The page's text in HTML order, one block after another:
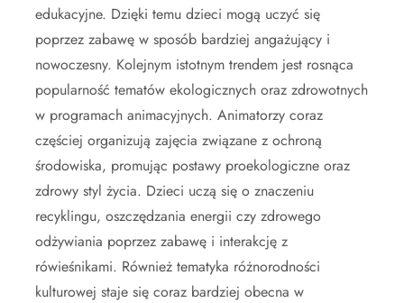
edukacyjne. Dzięki temu dzieci mogą uczyć się
poprzez zabawę w sposób bardziej angażujący i
nowoczesny. Kolejnym istotnym trendem jest rosnąca
popularność tematów ekologicznych oraz zdrowotnych
w programach animacyjnych. Animatorzy coraz
częściej organizują zajęcia związane z ochroną
środowiska, promując postawy proekologiczne oraz
zdrowy styl życia. Dzieci uczą się o znaczeniu
recyklingu, oszczędzania energii czy zdrowego
odżywiania poprzez zabawę i interakcję z
rówieśnikami. Również tematyka różnorodności
kulturowej staje się coraz bardziej obecna w